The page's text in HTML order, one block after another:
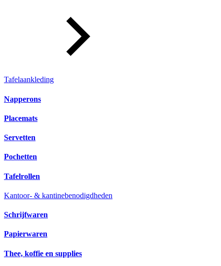
Tafelaankleding
Napperons
Placemats
Servetten
Pochetten
Tafelrollen
Kantoor- & kantinebenodigdheden
Schrijfwaren
Papierwaren
Thee, koffie en supplies